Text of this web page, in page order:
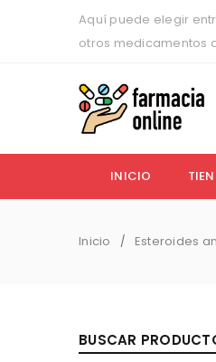
Aquí puede elegir
otros medicamentos
INICIO
Inicio / Esteroides
BUSCAR